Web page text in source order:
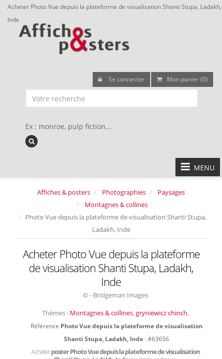
Acheter Photo Vue depuis la plateforme de visualisation Shanti Stupa, Ladakh,
Inde
Se connecter Mon panier (0)
Ex : monroe, pulp fiction...
MENU
Affiches & posters Photographies
Paysages
Montagnes & collines
Photo Vue depuis la plateforme de visualisation Shanti Stupa,
Ladakh, Inde
Acheter Photo Vue depuis la plateforme
de visualisation Shanti Stupa, Ladakh,
Inde
© - Bridgeman Images
Thèmes : Montagnes & collines, gryniewicz chinch,
Référence Photo Vue depuis la plateforme de visualisation
Shanti Stupa, Ladakh, Inde : #63656
Acheterposter Photo Vue depuis la plateforme de visualisation